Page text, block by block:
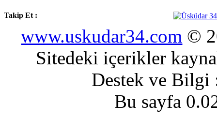
Takip Et :
www.uskudar34.com ©
Sitedeki içerikler
Destek ve
Bu sayfa